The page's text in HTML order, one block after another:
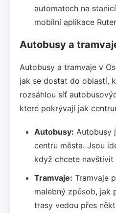
automatech na
mobilní aplikace
Autobusy a
Autobusy a tramvaje v
jak se dostat do oblastí,
rozsáhlou síť
které pokrývají jak
Autobusy: Autobusy
centru města. Jsou
když chcete navštívit
Tramvaje: Tramvaje
malebný způsob, jak
trasy vedou přes